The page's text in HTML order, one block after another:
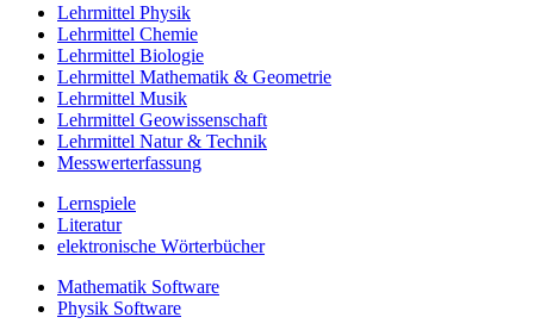
Lehrmittel Physik
Lehrmittel Chemie
Lehrmittel Biologie
Lehrmittel Mathematik & Geometrie
Lehrmittel Musik
Lehrmittel Geowissenschaft
Lehrmittel Natur & Technik
Messwerterfassung
Lernspiele
Literatur
elektronische Wörterbücher
Mathematik Software
Physik Software